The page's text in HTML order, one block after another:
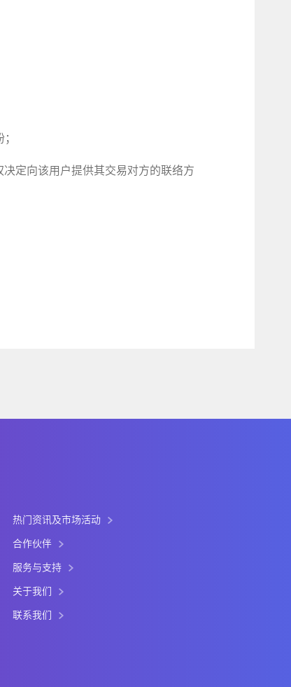
；
定向该用户提供其交易对方的联络方
热门资讯及市场活动
合作伙伴
服务与支持
关于我们
联系我们